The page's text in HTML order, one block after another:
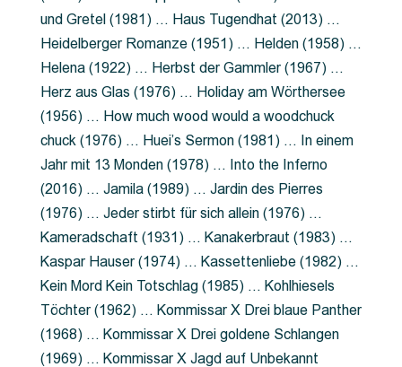
und Gretel (1981) … Haus Tugendhat (2013) …
Heidelberger Romanze (1951) … Helden (1958) …
Helena (1922) … Herbst der Gammler (1967) …
Herz aus Glas (1976) … Holiday am Wörthersee
(1956) … How much wood would a woodchuck
chuck (1976) … Huei’s Sermon (1981) … In einem
Jahr mit 13 Monden (1978) … Into the Inferno
(2016) … Jamila (1989) … Jardin des Pierres
(1976) … Jeder stirbt für sich allein (1976) …
Kameradschaft (1931) … Kanakerbraut (1983) …
Kaspar Hauser (1974) … Kassettenliebe (1982) …
Kein Mord Kein Totschlag (1985) … Kohlhiesels
Töchter (1962) … Kommissar X Drei blaue Panther
(1968) … Kommissar X Drei goldene Schlangen
(1969) … Kommissar X Jagd auf Unbekannt